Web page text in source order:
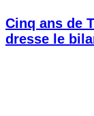
Cinq ans de
dresse le